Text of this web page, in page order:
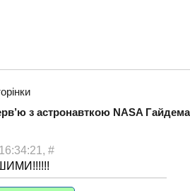
з астронавткою NASA
#